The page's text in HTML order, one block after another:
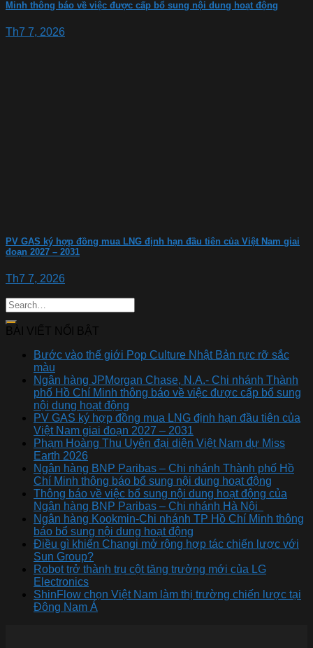
Minh thông báo về việc được cấp bổ sung nội dung hoạt động
Th7 7, 2026
PV GAS ký hợp đồng mua LNG định hạn đầu tiên của Việt Nam giai
đoạn 2027 – 2031
Th7 7, 2026
BÀI VIẾT NỔI BẬT
Bước vào thế giới Pop Culture Nhật Bản rực rỡ sắc
màu
Ngân hàng JPMorgan Chase, N.A.- Chi nhánh Thành
phố Hồ Chí Minh thông báo về việc được cấp bổ sung
nội dung hoạt động
PV GAS ký hợp đồng mua LNG định hạn đầu tiên của
Việt Nam giai đoạn 2027 – 2031
Phạm Hoàng Thu Uyên đại diện Việt Nam dự Miss
Earth 2026
Ngân hàng BNP Paribas – Chi nhánh Thành phố Hồ
Chí Minh thông báo bổ sung nội dung hoạt động
Thông báo về việc bổ sung nội dung hoạt động của
Ngân hàng BNP Paribas – Chi nhánh Hà Nội
Ngân hàng Kookmin-Chi nhánh TP Hồ Chí Minh thông
báo bổ sung nội dung hoạt động
Điều gì khiến Changi mở rộng hợp tác chiến lược với
Sun Group?
Robot trở thành trụ cột tăng trưởng mới của LG
Electronics
ShinFlow chọn Việt Nam làm thị trường chiến lược tại
Đông Nam Á